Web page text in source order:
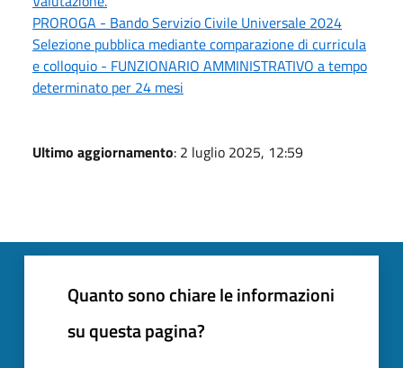
PROROGA - Bando Servizio Civile Universale 2024
Selezione pubblica mediante comparazione di curricula
e colloquio - FUNZIONARIO AMMINISTRATIVO a tempo
determinato per 24 mesi
Ultimo aggiornamento: 2 luglio 2025, 12:59
Quanto sono chiare le informazioni
su questa pagina?